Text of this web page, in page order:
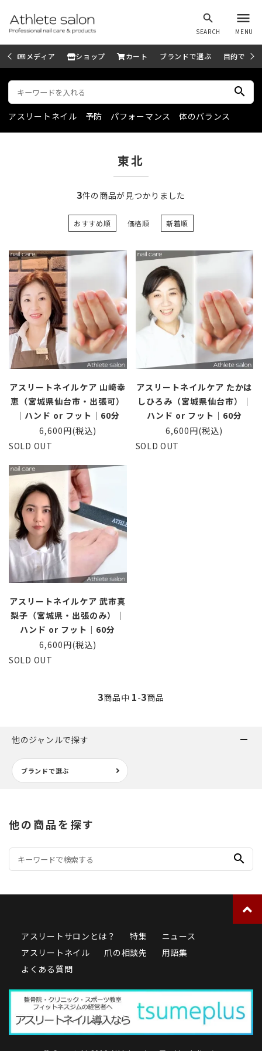
search
SEARCH
menu
MENU
メディア ショップ カート ブランドで選ぶ 目的で選ぶ
search
アスリートネイル 予防 パフォーマンス 体のバランス
東北
3件の商品が見つかりました
おすすめ順 価格順 新着順
アスリートネイルケア 山﨑幸
恵（宮城県仙台市・出張可）
｜ハンド or フット｜60分
6,600円(税込)
SOLD OUT
アスリートネイルケア たかは
しひろみ（宮城県仙台市）｜
ハンド or フット｜60分
6,600円(税込)
SOLD OUT
アスリートネイルケア 武市真
梨子（宮城県・出張のみ）｜
ハンド or フット｜60分
6,600円(税込)
SOLD OUT
3商品中 1-3商品
他のジャンルで探す
ブランドで選ぶ
他の商品を探す
search
アスリートサロンとは？ 特集
ニュース
アスリートネイル
爪の相談先
用語集
よくある質問